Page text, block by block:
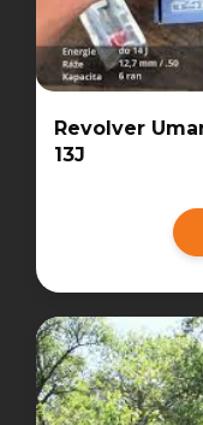
Revolver
13J